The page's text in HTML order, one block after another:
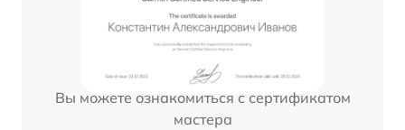
Вы можете ознакомиться с сертификатом
мастера